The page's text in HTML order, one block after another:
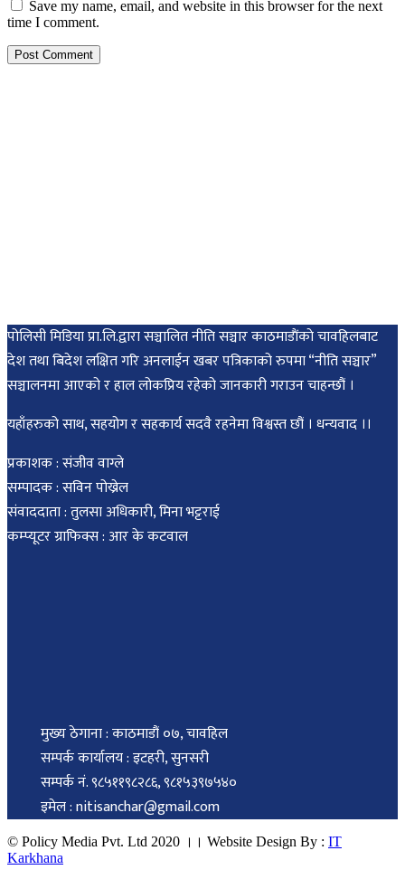
Save my name, email, and website in this browser for the next
time I comment.
पोलिसी मिडिया प्रा.लि.द्वारा सञ्चालित नीति सञ्चार काठमाडाैंकाे चावहिलबाट
देश तथा बिदेश लक्षित गरि अनलाईन खबर पत्रिकाको रुपमा “नीति सञ्चार”
सञ्चालनमा आएको र हाल लोकप्रिय रहेको जानकारी गराउन चाहन्छौं ।
यहाँहरुको साथ, सहयोग र सहकार्य सदवै रहनेमा विश्वस्त छौं । धन्यवाद ।।
प्रकाशक : संजीव वाग्ले
सम्पादक : सविन पोख्रेल
संवाददाता : तुलसा अधिकारी, मिना भट्टराई
कम्प्यूटर ग्राफिक्स : आर के कटवाल
मुख्य ठेगाना : काठमाडौं ०७, चावहिल
सम्पर्क कार्यालय : इटहरी, सुनसरी
सम्पर्क नं. ९८५११९८२८६, ९८१५३९७५४०
इमेल : nitisanchar@gmail.com
© Policy Media Pvt. Ltd 2020 ।। Website Design By : IT
Karkhana